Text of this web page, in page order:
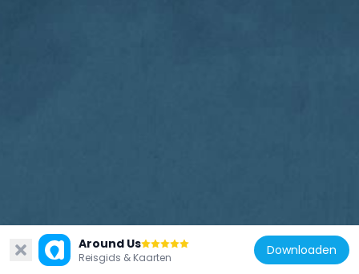
Sarakiniko-strand
10.8k
Around Us
Reisgids & Kaarten Downloaden